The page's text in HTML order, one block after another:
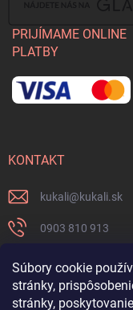
Súbory cookie
stránky,
stránky,
PRIJÍMAME ONLINE
PLATBY
KONTAKT
kukali@kukali.sk
0903 810 913
Nenechajte si ujsť